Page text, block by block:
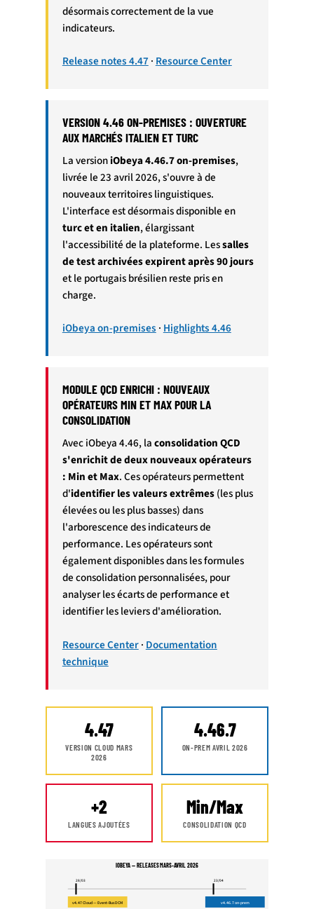
désormais correctement de la vue
indicateurs.
Release notes 4.47· Resource Center
VERSION 4.46 ON-PREMISES : OUVERTURE
AUX MARCHÉS ITALIEN ET TURC
La versioniObeya 4.46.7 on-premises,
livrée le 23 avril 2026, s'ouvre à de
nouveaux territoires linguistiques.
L'interface est désormais disponible en
turc et en italien, élargissant
l'accessibilité de la plateforme. Lessalles
de test archivées expirent après 90 jours
et le portugais brésilien reste pris en
charge.
iObeya on-premises · Highlights 4.46
MODULE QCD ENRICHI : NOUVEAUX
OPÉRATEURS MIN ET MAX POUR LA
CONSOLIDATION
Avec iObeya 4.46, laconsolidation QCD
s'enrichit de deux nouveaux opérateurs
: Min et Max. Ces opérateurs permettent
d'identifier les valeurs extrêmes(les plus
élevées ou les plus basses) dans
l'arborescence des indicateurs de
performance. Les opérateurs sont
également disponibles dans les formules
de consolidation personnalisées, pour
analyser les écarts de performance et
identifier les leviers d'amélioration.
Resource Center· Documentation
technique
4.47
VERSION CLOUD MARS
2026
4.46.7
ON-PREM AVRIL 2026
+2
LANGUES AJOUTÉES
Min/Max
CONSOLIDATION QCD
IOBEYA — RELEASES MARS-AVRIL 2026
28/03 23/04
v4.47 Cloud — Event-Bus DCM v4.46.7 on-prem